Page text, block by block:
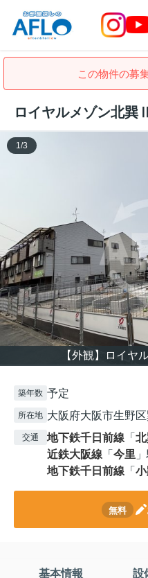
この物件の募
ロイヤルメゾン北巽
【外観】ロイ
1 /3
築年数 予定
所在地 大阪府大阪市生野
交通 地下鉄千日前線 「
近鉄大阪線 「 今里
地下鉄千日前線 「
無料
基本情報 設